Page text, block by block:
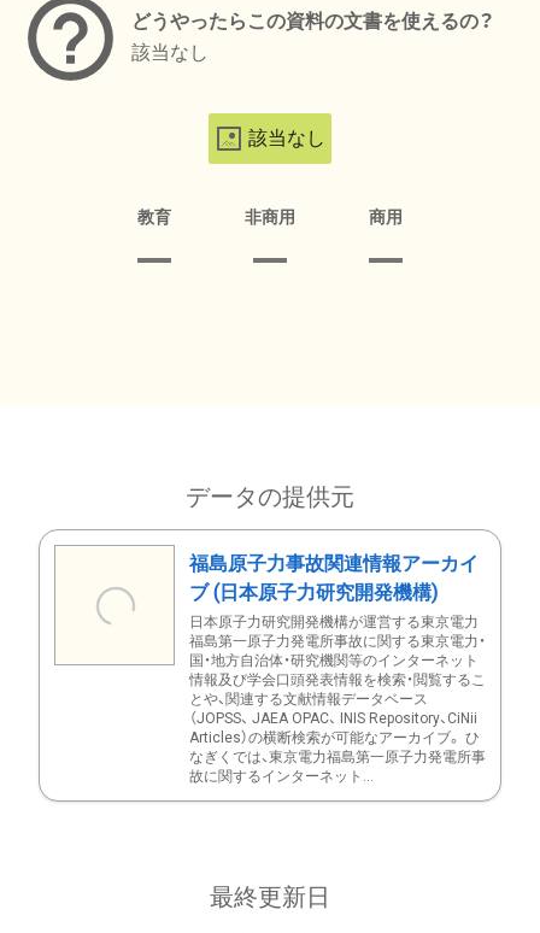
どうやったらこの資料の文書を使えるの？
該当なし
該当なし
教育 非商用 商用
データの提供元
福島原子力事故関連情報アーカイ
ブ (日本原子力研究開発機構)
日本原子力研究開発機構が運営する東京電力
福島第一原子力発電所事故に関する東京電力・
国・地方自治体・研究機関等のインターネット
情報及び学会口頭発表情報を検索・閲覧するこ
とや、関連する文献情報データベース
（JOPSS、 JAEA OPAC、 INIS Repository、CiNii
Articles）の横断検索が可能なアーカイブ。 ひ
なぎくでは、東京電力福島第一原子力発電所事
故に関するインターネット...
最終更新日